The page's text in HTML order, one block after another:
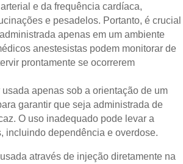
e da frequência cardíaca,
e pesadelos. Portanto, é crucial
apenas em um ambiente
anestesistas podem monitorar de
prontamente se ocorrerem
apenas sob a orientação de um
garantir que seja administrada de
O uso inadequado pode levar a
incluindo dependência e overdose.
através de injeção diretamente na